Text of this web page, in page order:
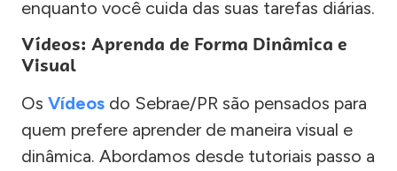
enquanto você cuida das suas tarefas diárias.
Vídeos: Aprenda de Forma Dinâmica e
Visual
Os Vídeos do Sebrae/PR são pensados para
quem prefere aprender de maneira visual e
dinâmica. Abordamos desde tutoriais passo a